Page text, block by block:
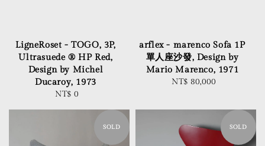
LigneRoset - TOGO, 3P,
Ultrasuede ® HP Red,
Design by Michel
Ducaroy, 1973
Regular
NT$ 0
arflex - marenco Sofa 1P
單人座沙發, Design by
Mario Marenco, 1971
Regular
NT$ 80,000
SOLD SOLD